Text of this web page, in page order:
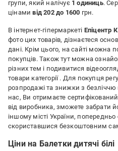
групи, який налічує 1 одиниць.
цінамивід 202 до 1600 грн.
В інтернет-гіпермаркеті Епіцентр К
фото цих товарів, дізнаєтеся
дані. Крім цього, на сайті можна
покупців. Також тут можна
різних тем і подивитися
товари категорії . Для покупця
розпродажі та знижки з
нас, Ви отримаєте
від виробника, зможете забрати
іншому місті України,
скориставшися безкоштовним
Ціни на Балетки дитячі білі